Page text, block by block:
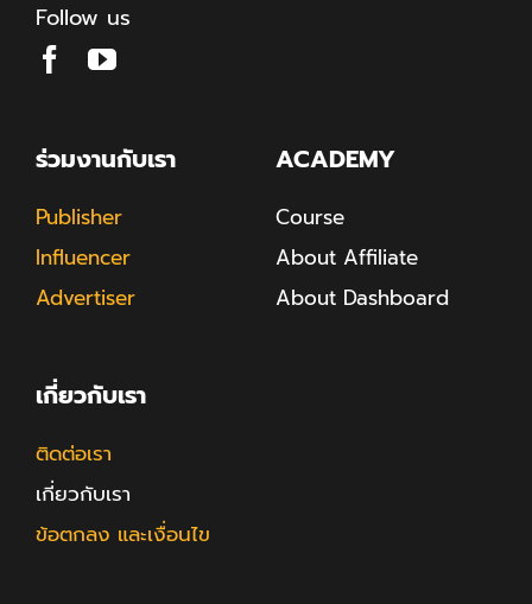
Follow us
ร่วมงานกับเรา
Publisher
Influencer
Advertiser
ACADEMY
Course
About Affiliate
About Dashboard
เกี่ยวกับเรา
ติดต่อเรา
เกี่ยวกับเรา
ข้อตกลง และเงื่อนไข